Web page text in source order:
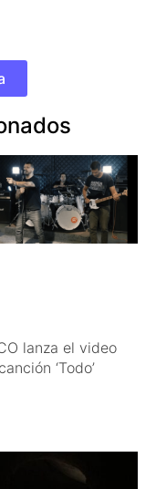
lanza el video
‘Todo’